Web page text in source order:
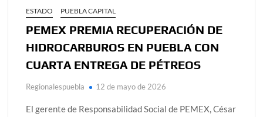
ESTADO PUEBLA CAPITAL
PEMEX PREMIA RECUPERACIÓN DE
HIDROCARBUROS EN PUEBLA CON
CUARTA ENTREGA DE PÉTREOS
Regionalespuebla 12 de mayo de 2026
El gerente de Responsabilidad Social de PEMEX, César